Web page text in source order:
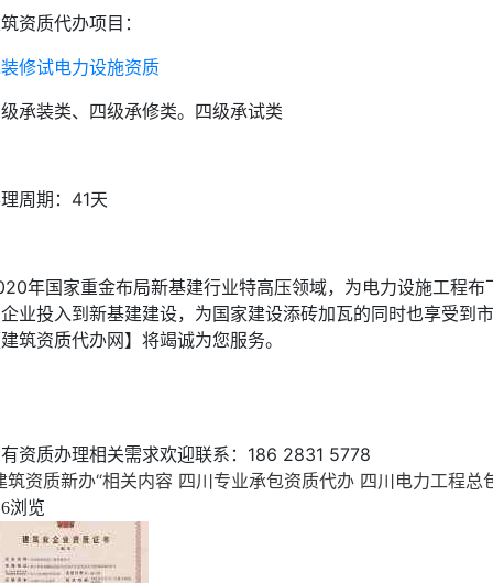
资质代办项目：
修试电力设施资质
承装类、四级承修类。四级承试类
周期：41天
年国家重金布局新基建行业特高压领域，为电力设施工程
业投入到新基建建设，为国家建设添砖加瓦的同时也享受到
筑资质代办网】将竭诚为您服务。
资质办理相关需求欢迎联系：186 2831 5778
筑资质新办“相关内容 四川专业承包资质代办 四川电力工程总
浏览